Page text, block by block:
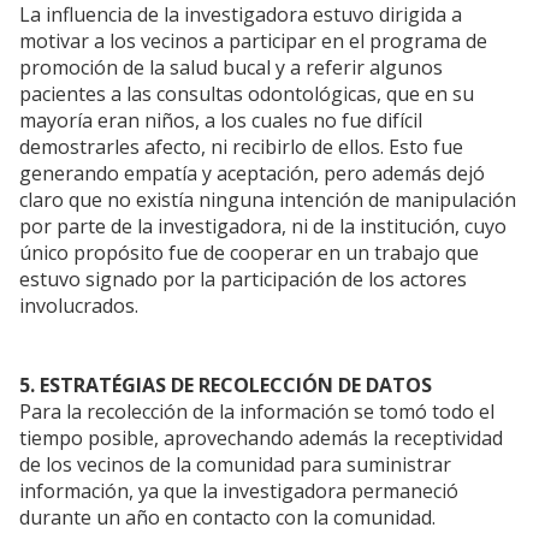
La influencia de la investigadora estuvo dirigida a
motivar a los vecinos a participar en el programa de
promoción de la salud bucal y a referir algunos
pacientes a las consultas odontológicas, que en su
mayoría eran niños, a los cuales no fue difícil
demostrarles afecto, ni recibirlo de ellos. Esto fue
generando empatía y aceptación, pero además dejó
claro que no existía ninguna intención de manipulación
por parte de la investigadora, ni de la institución, cuyo
único propósito fue de cooperar en un trabajo que
estuvo signado por la participación de los actores
involucrados.
5. ESTRATÉGIAS DE RECOLECCIÓN DE DATOS
Para la recolección de la información se tomó todo el
tiempo posible, aprovechando además la receptividad
de los vecinos de la comunidad para suministrar
información, ya que la investigadora permaneció
durante un año en contacto con la comunidad.